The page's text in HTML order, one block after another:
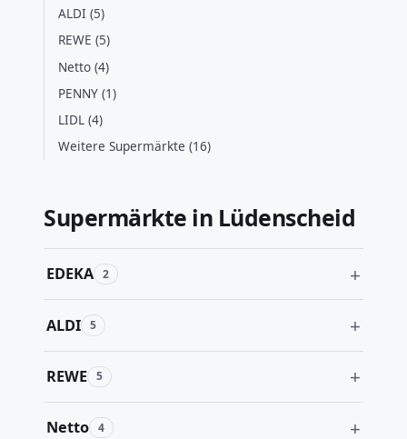
ALDI (5)
REWE (5)
Netto (4)
PENNY (1)
LIDL (4)
Weitere Supermärkte (16)
Supermärkte in Lüdenscheid
EDEKA 2
ALDI 5
REWE 5
Netto 4